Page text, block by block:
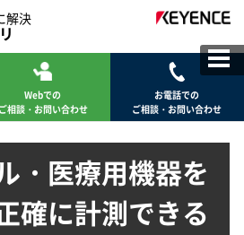
解決
Webでの
ご相談・お問い合わせ
お電話での
ご相談・お問い合わせ
・医療用機器を
確に計測できる